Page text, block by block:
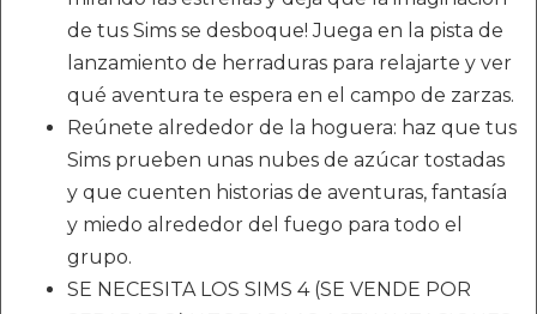
de tus Sims se desboque! Juega en la pista de
lanzamiento de herraduras para relajarte y ver
qué aventura te espera en el campo de zarzas.
Reúnete alrededor de la hoguera: haz que tus
Sims prueben unas nubes de azúcar tostadas
y que cuenten historias de aventuras, fantasía
y miedo alrededor del fuego para todo el
grupo.
SE NECESITA LOS SIMS 4 (SE VENDE POR